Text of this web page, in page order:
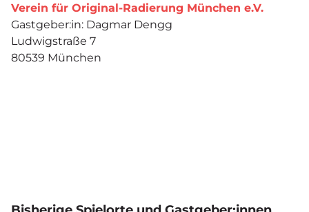
Verein für Original-Radierung München e.V.
Gastgeber:in: Dagmar Dengg
Ludwigstraße 7
80539 München